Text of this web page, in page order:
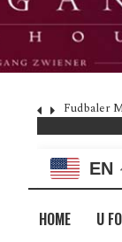
Fudbaler
EN
HOME U